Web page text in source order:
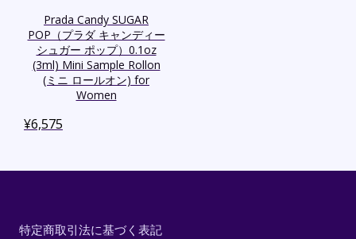
Prada Candy SUGAR
POP（プラダ キャンディー
シュガー ポップ）0.1oz
(3ml) Mini Sample Rollon
(ミニ ロールオン) for
Women
¥6,575
特定商取引法に基づく表記